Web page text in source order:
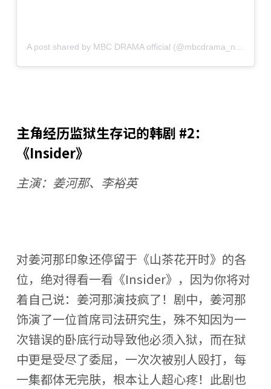
主角经历监狱生存记的韩剧 #2：
《Insider》
主演：姜河那、李裕英
对姜河那印象还停留于《山茶花开时》的各
位，绝对得看一看《Insider》，因为你将对
着自己说：姜河那演技疯了！剧中，姜河那
饰演了一位首席司法研究生，殊不知因为一
次错误的卧底行动导致他必须入狱，而在狱
中更是受尽了委屈，一次次被别人殴打，每
一集都体无完肤，根本让人超心疼！此剧也